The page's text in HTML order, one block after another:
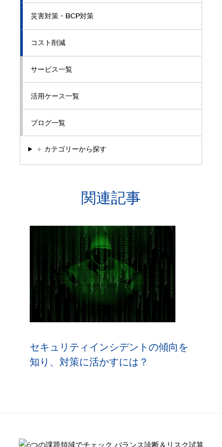
災害対策・BCP対策
コスト削減
サービス一覧
活用ケース一覧
ブログ一覧
＋ カテゴリーから探す
関連記事